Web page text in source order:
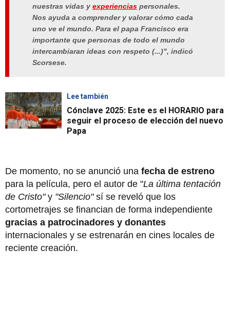
nuestras vidas y experiencias personales.
Nos ayuda a comprender y valorar cómo cada
uno ve el mundo. Para el papa Francisco era
importante que personas de todo el mundo
intercambiaran ideas con respeto (...)", indicó
Scorsese.
Lee también
Cónclave 2025: Este es el HORARIO para
seguir el proceso de elección del nuevo
Papa
De momento, no se anunció una fecha de estreno
para la película, pero el autor de "La última tentación
de Cristo" y "Silencio"sí se reveló que los
cortometrajes se financian de forma independiente
gracias a patrocinadores y donantes
internacionales y se estrenarán en cines locales de
reciente creación.